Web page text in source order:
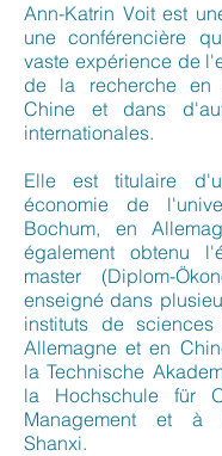
Ann-Katrin Voit est
une conférencière
vaste expérience de
de la recherche en
Chine et dans
internationales.
Elle est titulaire
économie de
Bochum, en
également obtenu
master (Diplom-
enseigné dans
instituts de
Allemagne et en
la Technische
la Hochschule für
Management et à
Shanxi.